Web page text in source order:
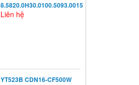
8.5820.0H30.0100.5093.0015
Liên hệ
YT523B CDN16-CF500W